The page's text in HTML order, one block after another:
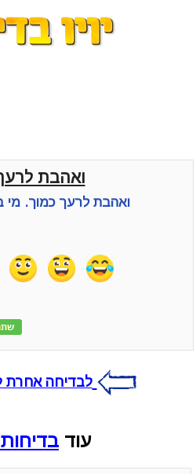
ואהבת
ואהבת לרעך כמוך. מי
לבדיחה אחרת
עוד בדיחות